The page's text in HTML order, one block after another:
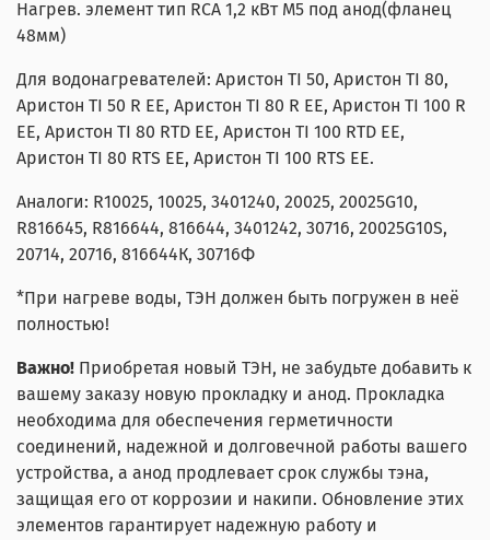
Нагрев. элемент тип RCA 1,2 кВт M5 под анод(фланец
48мм)
Для водонагревателей: Аристон TI 50, Аристон TI 80,
Аристон TI 50 R EE, Аристон TI 80 R EE, Аристон TI 100 R
EE, Аристон TI 80 RTD EE, Аристон TI 100 RTD EE,
Аристон TI 80 RTS EE, Аристон TI 100 RTS EE.
Аналоги: R10025, 10025, 3401240, 20025, 20025G10,
R816645, R816644, 816644, 3401242, 30716, 20025G10S,
20714, 20716, 816644К, 30716Ф
*При нагреве воды, ТЭН должен быть погружен в неё
полностью!
Важно! Приобретая новый ТЭН, не забудьте добавить к
вашему заказу новую прокладку и анод. Прокладка
необходима для обеспечения герметичности
соединений, надежной и долговечной работы вашего
устройства, а анод продлевает срок службы тэна,
защищая его от коррозии и накипи. Обновление этих
элементов гарантирует надежную работу и